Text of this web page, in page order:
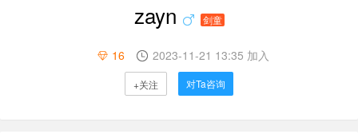
zayn 剑童
16 2023-11-21 13:35 加入
+关注 对Ta咨询